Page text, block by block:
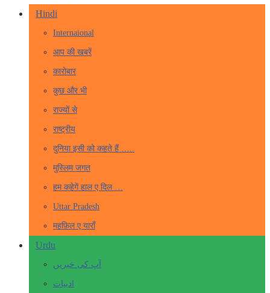
Hindi
Internaional
आप की खबरें
कारोबार
कुछ और भी
राज्यों से
राष्ट्रीय
दुनिया इसी को कहते हैं …..
मुस्लिम जगत
हम कहेगें हाल ए दिल …
Uttar Pradesh
महफ़िल ए याराँ
Urdu
آپ کی خبریں
ادبیات